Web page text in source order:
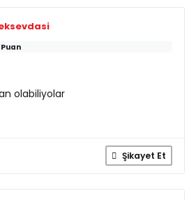
Puan
olabiliyolar
Şikayet Et